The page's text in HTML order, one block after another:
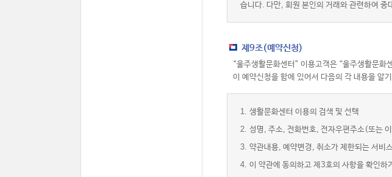
습니다. 다만, 회원 본인의 거래와 관련하여
제9조(예약신청)
“울주생활문화센터” 이용고객은 “울주생활문
이 예약신청을 함에 있어서 다음의 각 내용을 알
1. 생활문화센터 이용의 검색 및 선택
2. 성명, 주소, 전화번호, 전자우편주소(또는
3. 약관내용, 예약변경, 취소가 제한되는 서비
4. 이 약관에 동의하고 제3호의 사항을 확인